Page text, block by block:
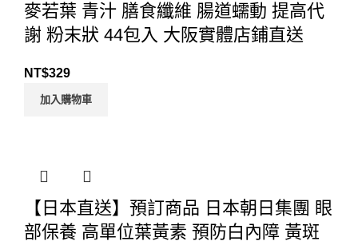
麥若葉 青汁 膳食纖維 腸道蠕動 提高代
謝 粉末狀 44包入 大阪實體店鋪直送
NT$329
加入購物車
【日本直送】預訂商品 日本朝日集團 眼
部保養 高單位葉黃素 預防白內障 黃斑